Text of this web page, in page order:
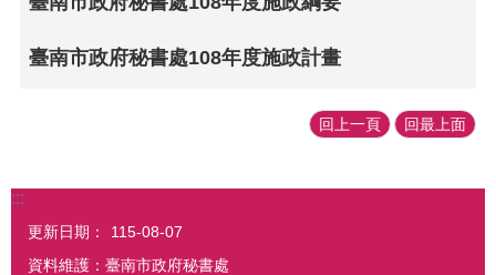
臺南市政府秘書處108年度施政計畫
回上一頁 回最上面
:::
更新日期：
115-08-07
資料維護：臺南市政府秘書處